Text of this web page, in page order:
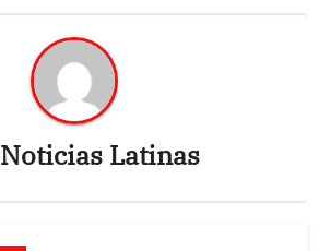
Noticias Latinas